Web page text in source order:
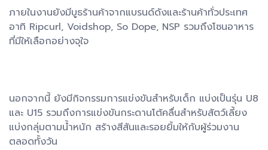
ภายในงานยังมีบูธร้านค้าจากแบรนด์ดังและร้านค้าทั่วประเทศ
อาทิ Ripcurl, Voidshop, So Dope, NSP รวมถึงโซนอาหาร
ที่มีให้เลือกอย่างจุใจ
นอกจากนี้ ยังมีกิจกรรมการแข่งขันสำหรับเด็ก แบ่งเป็นรุ่น U8
และ U15 รวมถึงการแข่งขันกระดานโต้คลื่นสำหรับสัตว์เลี้ยง
แบ่งกลุ่มตามน้ำหนัก สร้างสีสันและรอยยิ้มให้กับผู้ร่วมงาน
ตลอดทั้งวัน